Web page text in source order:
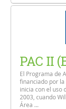
PAC II
El Programa de
financiado por la
inicia con el uso
2003, cuando
Área ...